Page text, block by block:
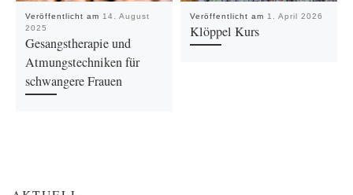
Veröffentlicht am 14. August
2025
Gesangstherapie und
Atmungstechniken für
schwangere Frauen
Veröffentlicht am 1. April 2026
Klöppel Kurs